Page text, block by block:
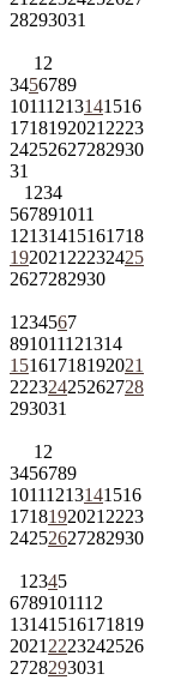
28293031
1 2
3456789
10111213141516
1718192021 2223
24252627282930
31
1 234
567891011
12131415161718
192021 22232425
2627282930
1 234567
891011121314
15161718192021
22232425262728
293031
1 2
3456789
10111213141516
1718192021 2223
24252627282930
1 2345
6789101112
13141516171819
2021 2223242526
2728293031